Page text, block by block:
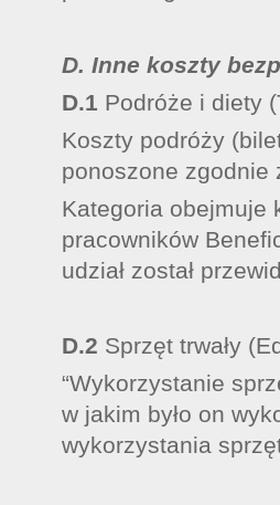
D. Inne koszty
D.1 Podróże i diety
Koszty podróży
ponoszone zgodnie
Kategoria obejmuje
pracowników
udział został
D.2 Sprzęt trwały
“Wykorzystanie
w jakim było on
wykorzystania